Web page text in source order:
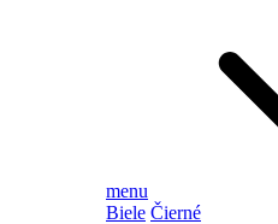
menu
Biele Čierné